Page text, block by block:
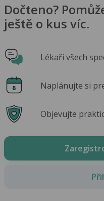
Dočteno?
ještě o kus víc.
Lékaři všech
Naplánujte si
Objevujte